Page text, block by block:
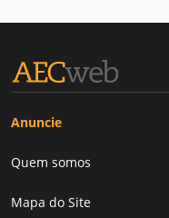
Anuncie
Quem somos
Mapa do Site